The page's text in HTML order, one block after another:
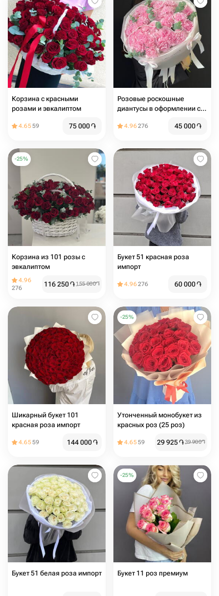
Корзина с красными
розами и эвкалиптом
4.6559 75 000֏
Розовые роскошные
диантусы в оформлении с
4.96276 45 000֏
-25%
Корзина из 101 розы с
эвкалиптом
4.96
276
116 250֏ 155 000֏
Букет 51 красная роза
импорт
4.96276 60 000֏
Шикарный букет 101
красная роза импорт
4.6559 144 000֏
-25%
Утонченный монобукет из
красных роз (25 роз)
4.6559 29 925֏39 900֏
Букет 51 белая роза импорт
-25%
Букет 11 роз премиум